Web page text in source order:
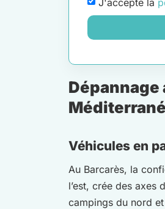
Dépannage
Véhicules en
Au Barcarès, la
l’est, crée des axes
campings du nord